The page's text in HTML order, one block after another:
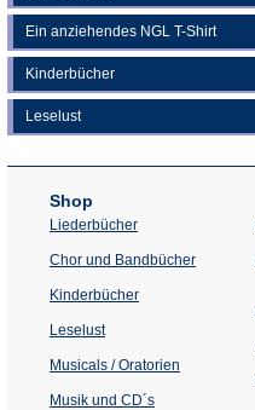
Ein anziehendes NGL T-Shirt
Kinderbücher
Leselust
Shop
Liederbücher
Chor und Bandbücher
Kinderbücher
Leselust
Musicals / Oratorien
Musik und CD´s